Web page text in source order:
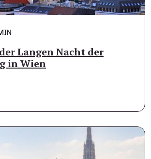
Langen Nacht der
in Wien